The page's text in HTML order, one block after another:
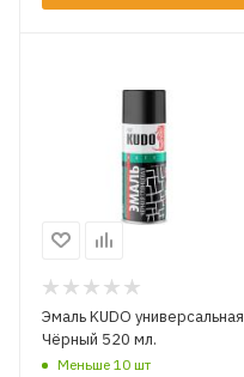
Эмаль KUDO универсальная
Чёрный 520 мл.
Меньше 10 шт